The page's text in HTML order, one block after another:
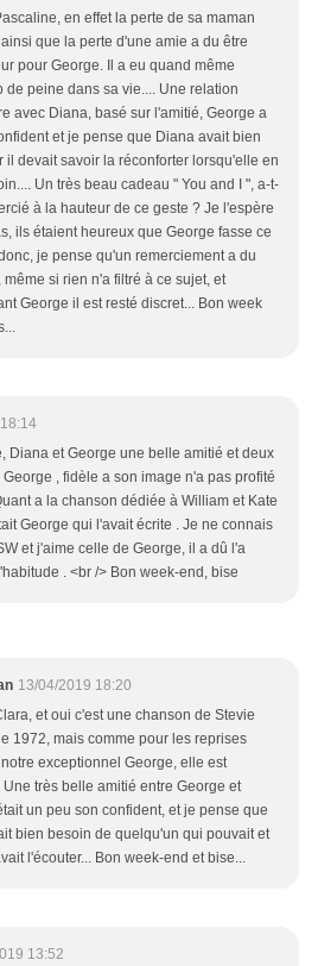
en effet la perte de sa maman
que la perte d'une amie a du être
pour George. Il a eu quand même
de peine dans sa vie.... Une relation
avec Diana, basé sur l'amitié, George a
et je pense que Diana avait bien
il devait savoir la réconforter lorsqu'elle en
Un très beau cadeau " You and I ", a-t-
à la hauteur de ce geste ? Je l'espère
ils étaient heureux que George fasse ce
je pense qu'un remerciement a du
même si rien n'a filtré à ce sujet, et
George il est resté discret... Bon week
Diana et George une belle amitié et deux
, fidèle a son image n'a pas profité
a la chanson dédiée à William et Kate
George qui l'avait écrite . Je ne connais
et j'aime celle de George, il a dû l'a
. <br /> Bon week-end, bise
13/04/2019 18:20
et oui c'est une chanson de Stevie
1972, mais comme pour les reprises
exceptionnel George, elle est
Une très belle amitié entre George et
un peu son confident, et je pense que
bien besoin de quelqu'un qui pouvait et
l'écouter... Bon week-end et bise...
13:52